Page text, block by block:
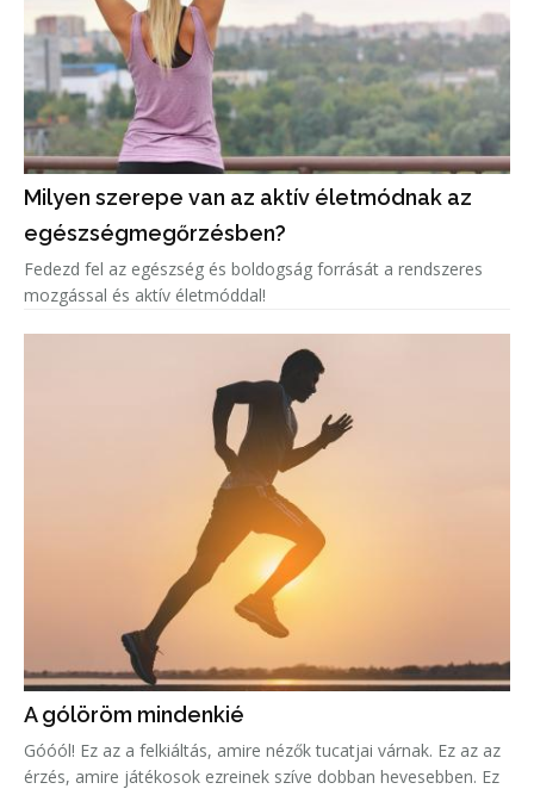
Milyen szerepe van az aktív életmódnak az
egészségmegőrzésben?
Fedezd fel az egészség és boldogság forrását a rendszeres
mozgással és aktív életmóddal!
A gólöröm mindenkié
Góóól! Ez az a felkiáltás, amire nézők tucatjai várnak. Ez az az
érzés, amire játékosok ezreinek szíve dobban hevesebben. Ez